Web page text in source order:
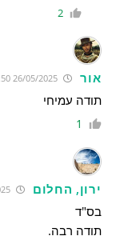
2
אור
תודה עמיחי
1
ירון, החלום 28/05/2025 22:47:10
בס"ד
תודה רבה.